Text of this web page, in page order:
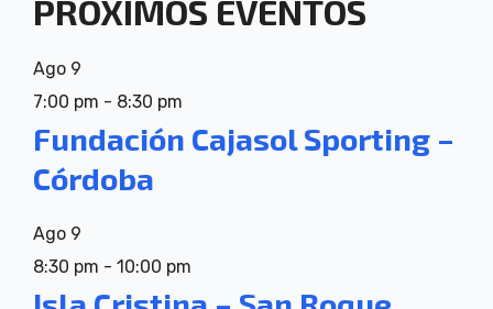
PRÓXIMOS EVENTOS
Ago 9
7:00 pm - 8:30 pm
Fundación Cajasol Sporting –
Córdoba
Ago 9
8:30 pm - 10:00 pm